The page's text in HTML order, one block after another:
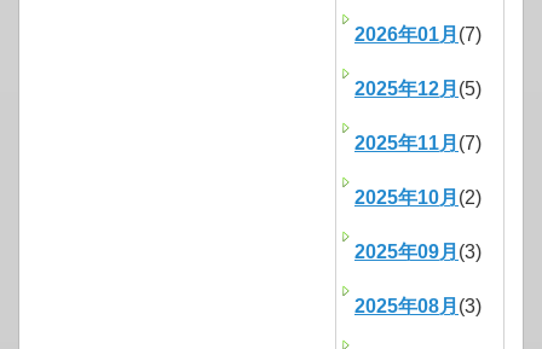
2026年01月 (7)
2025年12月 (5)
2025年11月 (7)
2025年10月 (2)
2025年09月 (3)
2025年08月 (3)